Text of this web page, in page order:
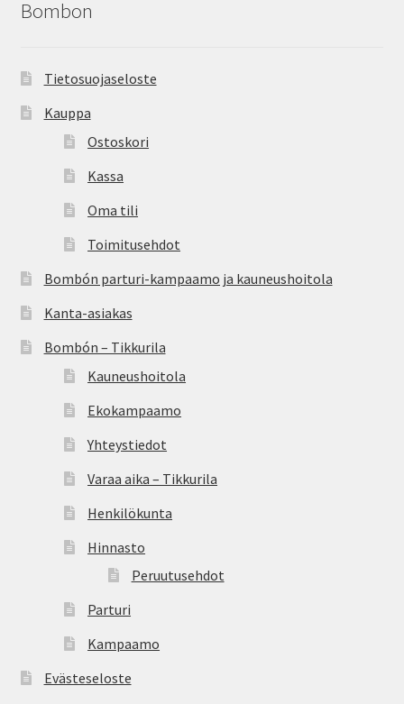
Kauneushoitola
Ekokampaamo
Henkilökunta
Yhteystiedot
Kauppa
Kassa
Toimitusehdot
Oma tili
Kanta-asiakas
Evästeseloste
Tietosuojaseloste
Bombon
Tietosuojaseloste
Kauppa
Ostoskori
Kassa
Oma tili
Toimitusehdot
Bombón parturi-kampaamo ja kauneushoitola
Kanta-asiakas
Bombón – Tikkurila
Kauneushoitola
Ekokampaamo
Yhteystiedot
Varaa aika – Tikkurila
Henkilökunta
Hinnasto
Peruutusehdot
Parturi
Kampaamo
Evästeseloste